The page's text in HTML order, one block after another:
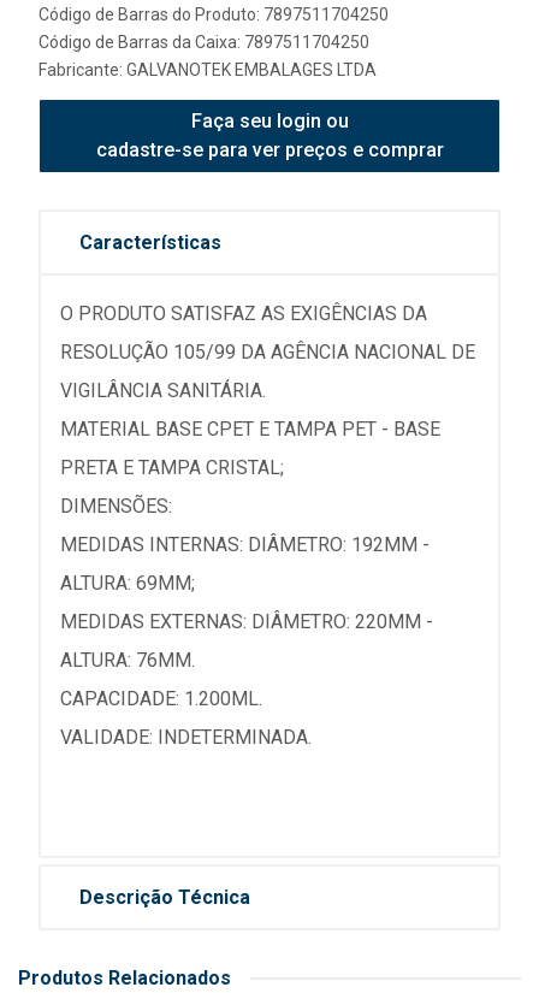
Código de Barras do Produto: 7897511704250
Código de Barras da Caixa: 7897511704250
Fabricante: GALVANOTEK EMBALAGES LTDA
Faça seu login ou
cadastre-se para ver preços e comprar
Características
O PRODUTO SATISFAZ AS EXIGÊNCIAS DA
RESOLUÇÃO 105/99 DA AGÊNCIA NACIONAL DE
VIGILÂNCIA SANITÁRIA.
MATERIAL BASE CPET E TAMPA PET - BASE
PRETA E TAMPA CRISTAL;
DIMENSÕES:
MEDIDAS INTERNAS: DIÂMETRO: 192MM -
ALTURA: 69MM;
MEDIDAS EXTERNAS: DIÂMETRO: 220MM -
ALTURA: 76MM.
CAPACIDADE: 1.200ML.
VALIDADE: INDETERMINADA.
Descrição Técnica
Produtos Relacionados